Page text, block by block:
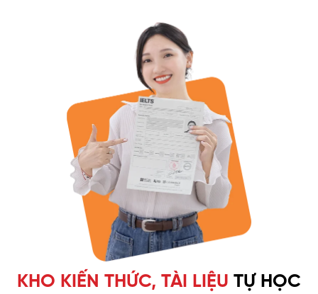
KHO KIẾN THỨC, TÀI LIỆU TỰ HỌC